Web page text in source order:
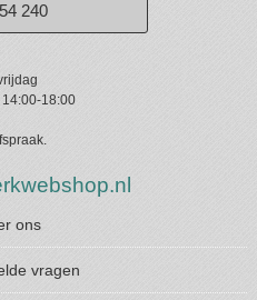
240
18:00
ons
vragen